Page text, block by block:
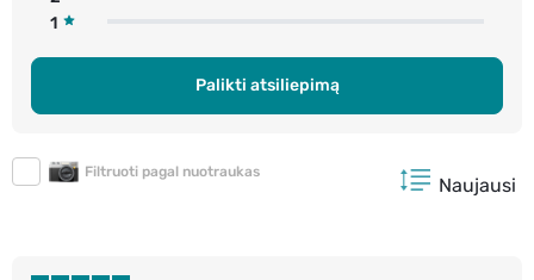
1
Palikti atsiliepimą
Filtruoti pagal nuotraukas
Naujausi